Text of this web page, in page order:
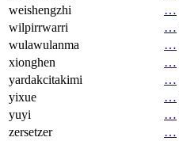
weishengzhi
…
wilpirrwarri
…
wulawulanma
…
xionghen
…
yardakcitakimi
…
yixue
…
yuyi
…
zersetzer
…